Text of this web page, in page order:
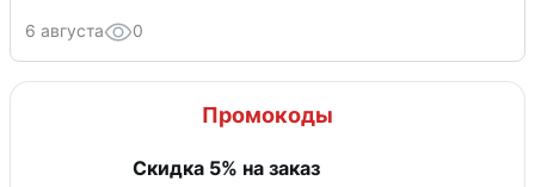
6 августа 0
Промокоды
Скидка 5% на заказ